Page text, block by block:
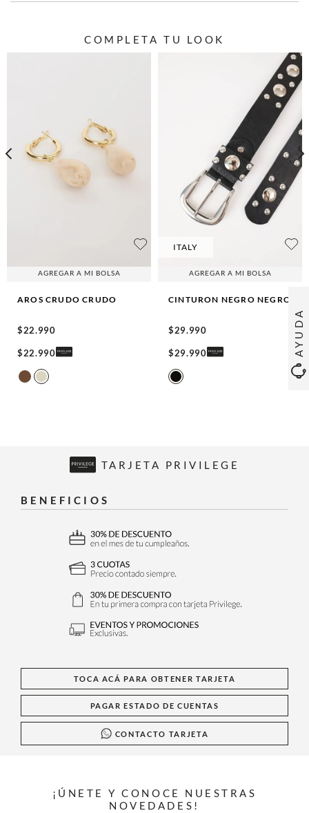
AYUDA
COMPLETA TU LOOK
AGREGAR A MI BOLSA
AROS CRUDO CRUDO
$22.990
$22.990
ITALY
AGREGAR A MI BOLSA
CINTURON NEGRO NEGRO
$29.990
$29.990
TARJETA PRIVILEGE
BENEFICIOS
TOCA ACÁ PARA OBTENER TARJETA
PAGAR ESTADO DE CUENTAS
CONTACTO TARJETA
¡ÚNETE Y CONOCE NUESTRAS
NOVEDADES!